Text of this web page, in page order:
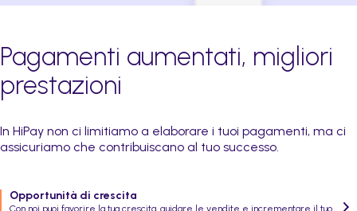
Pagamenti aumentati, migliori
prestazioni
In HiPay non ci limitiamo a elaborare i tuoi pagamenti, ma ci
assicuriamo che contribuiscano al tuo successo.
Opportunità di crescita
Con noi puoi favorire la tua crescita, guidare le vendite e incrementare il tuo